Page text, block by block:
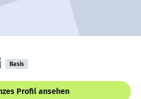
Basis
Profil ansehen